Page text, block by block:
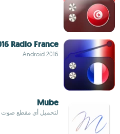
Radio France
Android 2016
Mube
لتحميل أي مقطع صوت